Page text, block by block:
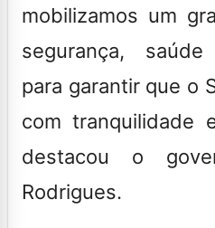
mobilizamos um
segurança,
para garantir que o
com tranquilidade
destacou o
Rodrigues.